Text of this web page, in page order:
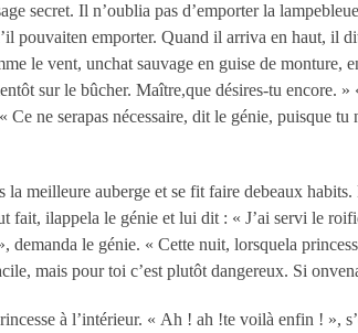
secret. Il n’oublia pas d’emporter la
pouvaiten emporter. Quand il arriva en haut, il
le vent, unchat sauvage en guise de monture,
sur le bûcher. Maître,que désires-tu encore.
ne serapas nécessaire, dit le génie, puisque
meilleure auberge et se fit faire debeaux
ilappela le génie et lui dit : « J’ai servi le
le génie. « Cette nuit, lorsquela
mais pour toi c’est plutôt dangereux. Si
à l’intérieur. « Ah ! ah !te voilà enfin ! »,